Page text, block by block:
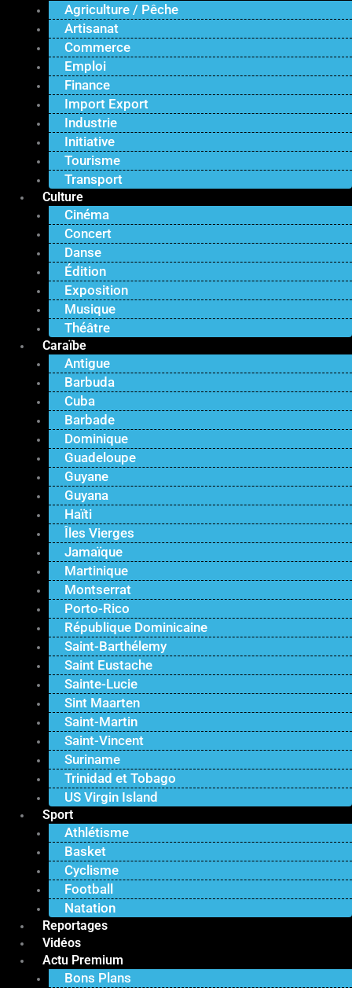
Agriculture / Pêche
Artisanat
Commerce
Emploi
Finance
Import Export
Industrie
Initiative
Tourisme
Transport
Culture
Cinéma
Concert
Danse
Édition
Exposition
Musique
Théâtre
Caraïbe
Antigue
Barbuda
Cuba
Barbade
Dominique
Guadeloupe
Guyane
Guyana
Haïti
Îles Vierges
Jamaïque
Martinique
Montserrat
Porto-Rico
République Dominicaine
Saint-Barthélemy
Saint Eustache
Sainte-Lucie
Sint Maarten
Saint-Martin
Saint-Vincent
Suriname
Trinidad et Tobago
US Virgin Island
Sport
Athlétisme
Basket
Cyclisme
Football
Natation
Reportages
Vidéos
Actu Premium
Bons Plans